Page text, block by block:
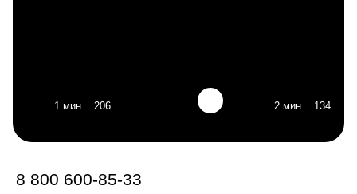
1 мин 206 2 мин 134
8 800 600-85-33